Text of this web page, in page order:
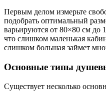
Первым делом измерьте
подобрать оптимальный
варьируются от 80×80 см
что слишком маленькая
слишком большая займет
Основные типы
Существует несколько